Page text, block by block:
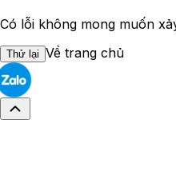
Có lỗi không mong muốn
Thử lại Về trang chủ